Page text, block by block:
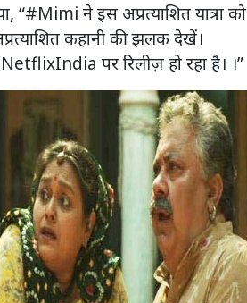
“#Mimi ने इस अप्रत्याशित यात्रा को
कहानी की झलक देखें।
पर रिलीज़ हो रहा है। ।”